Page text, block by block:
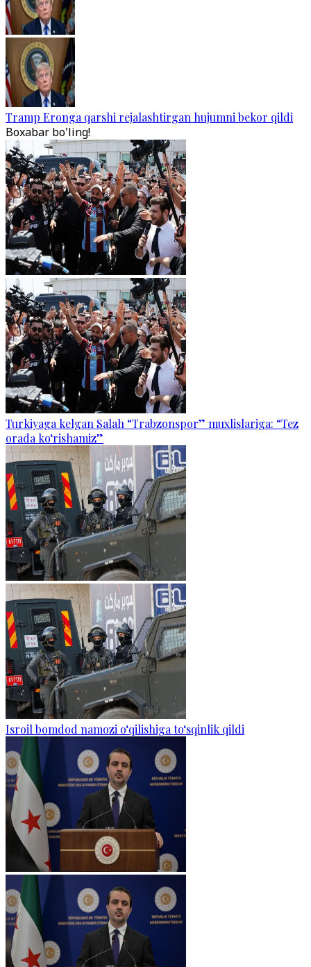
Tramp Eronga qarshi rejalashtirgan hujumni bekor qildi
Boxabar bo'ling!
Turkiyaga kelgan Salah “Trabzonspor” muxlislariga: “Tez
orada ko‘rishamiz”
Isroil bomdod namozi o‘qilishiga to‘sqinlik qildi